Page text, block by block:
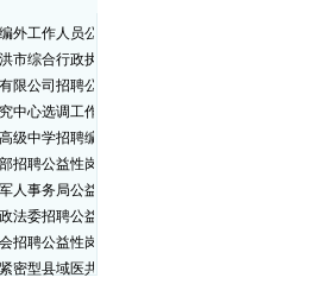
外工作人员公告（三）
市综合行政执法局招聘人员公告
限公司招聘公告
中心选调工作人员职业素质测评通告
级中学招聘编外紧缺临聘数学教师公告
招聘公益性岗位公告
人事务局公益性岗位招聘公告
法委招聘公益性岗位公告
招聘公益性岗位人员公告
密型县域医共体招聘编外人员公告